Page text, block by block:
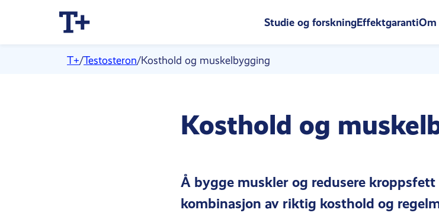
Studie og forskningEffektgarantiOm
T+/Testosteron/Kosthold og muskelbygging
Kosthold og
Å bygge muskler og redusere kroppsfett
kombinasjon av riktig kosthold og